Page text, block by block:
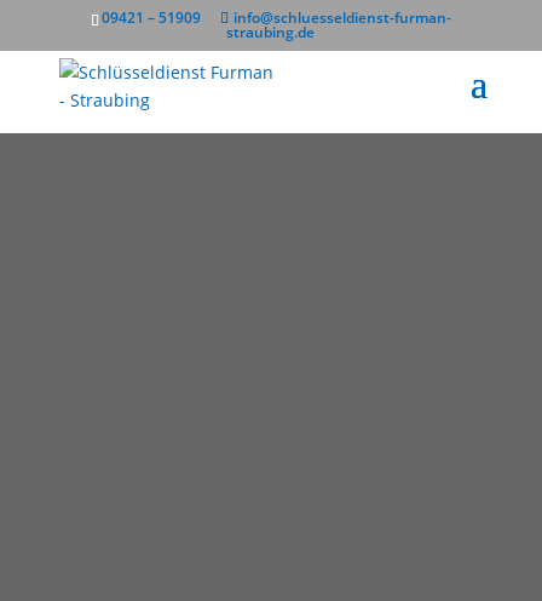
09421 – 51909 info@schluesseldienst-furman-
straubing.de